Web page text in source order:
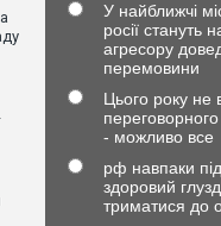
У найближчі
росії стануть
агресору
перемовини
Цього року не
- можливо все
рф навпаки
здоровий
триматися до